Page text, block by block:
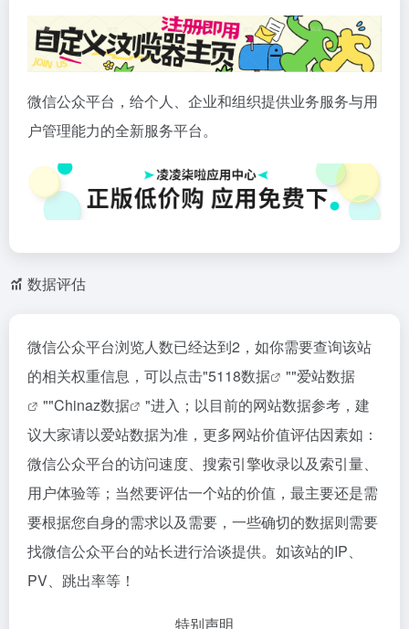
微信公众平台，给个人、企业和组织提供业务服务与用
户管理能力的全新服务平台。
数据评估
微信公众平台浏览人数已经达到2，如你需要查询该站
的相关权重信息，可以点击"5118数据 ""爱站数据
""Chinaz数据
"进入；以目前的网站数据参考，建
议大家请以爱站数据为准，更多网站价值评估因素如：
微信公众平台的访问速度、搜索引擎收录以及索引量、
用户体验等；当然要评估一个站的价值，最主要还是需
要根据您自身的需求以及需要，一些确切的数据则需要
找微信公众平台的站长进行洽谈提供。如该站的IP、
PV、跳出率等！
特别声明